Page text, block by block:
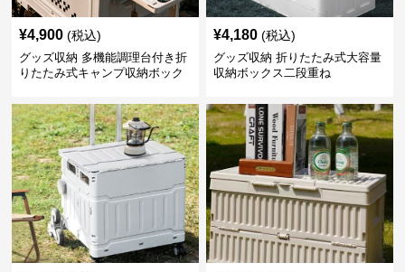
¥4,900 (税込)
グッズ収納 多機能調理台付き折
りたたみ式キャンプ収納ボック
¥4,180 (税込)
グッズ収納 折りたたみ式大容量
収納ボックス二段重ね